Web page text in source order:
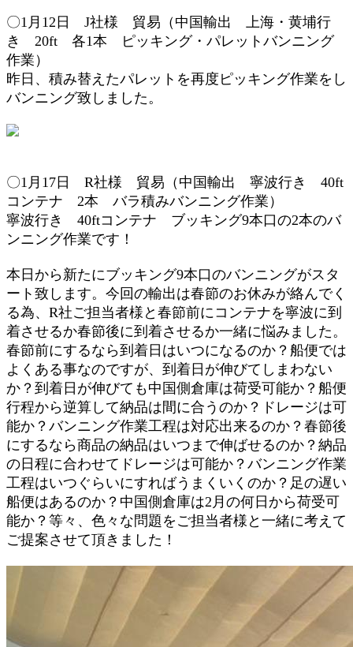
〇1月12日 J社様 貿易（中国輸出 上海・黄埔行
き
20ft 各1本 ピッキング・パレットバンニング
作業）
昨日、積み替えたパレットを再度ピッキング作業をし
バンニング致しました。
〇1月17日 R社様 貿易（中国輸出 寧波行き 40ft
コンテナ 2本 バラ積みバンニング作業）
寧波行き 40ftコンテナ ブッキング9本口の2本のバ
ンニング作業です！
本日から新たにブッキング9本口のバンニングがスタ
ート致します。今回の輸出は春節のお休みが絡んでく
る為、R社ご担当者様と春節前にコンテナを寧波に到
着させるか春節後に到着させるか一緒に悩みました。
春節前にするなら到着日はいつになるのか？船便では
よくある事なのですが、到着日が伸びてしまわない
か？到着日が伸びても中国側倉庫は荷受可能か？船便
行程から逆算して納品は間に合うのか？ドレージは可
能か？バンニング作業工程は対応出来るのか？春節後
にするなら商品の納品はいつまで伸ばせるのか？納品
の日程に合わせてドレージは可能か？バンニング作業
工程はいつぐらいにすればうまくいくのか？足の遅い
船便はあるのか？中国側倉庫は2月の何日から荷受可
能か？等々、色々な問題をご担当者様と一緒に考えて
ご提案させて頂きました！